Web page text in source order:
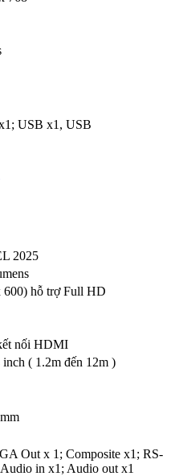
USB x1, USB
2025
hỗ trợ Full HD
nối HDMI
( 1.2m đến 12m )
Out x 1; Composite x1; RS-
in x1; Audio out x1